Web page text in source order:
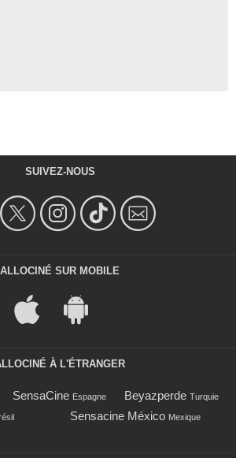
SUIVEZ-NOUS
ALLOCINÉ SUR MOBILE
À L'ÉTRANGER
SensaCine Espagne Beyazperde Turquie
Sensacine México Mexique